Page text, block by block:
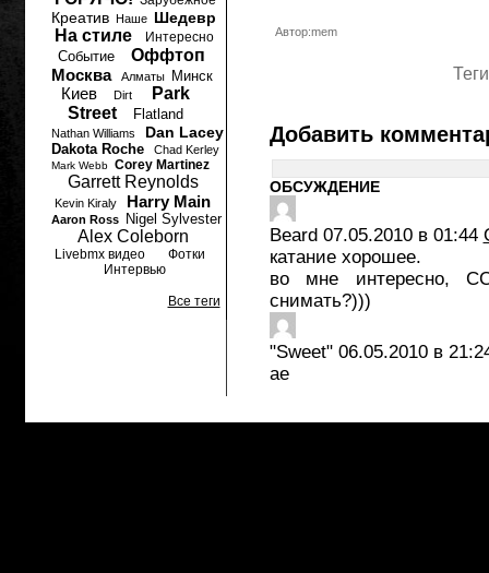
Автор:mem
Добавить
ОБСУЖДЕНИЕ
Beard 07.05.2010 в 01:44
катание хорошее.
во мне интересно,
снимать?)))
"Sweet" 06.05.2010 в
ае
Креатив Наше Шедевр
На стиле Интересно
Событие
Оффтоп
Москва
Алматы Минск
Киев Dirt
Park
Street
Flatland
Nathan Williams Dan Lacey
Dakota Roche Chad Kerley
Mark Webb Corey Martinez
Garrett Reynolds
Kevin Kiraly Harry Main
Aaron Ross Nigel Sylvester
Alex Coleborn
Livebmx видео
Фотки
Интервью
Все теги